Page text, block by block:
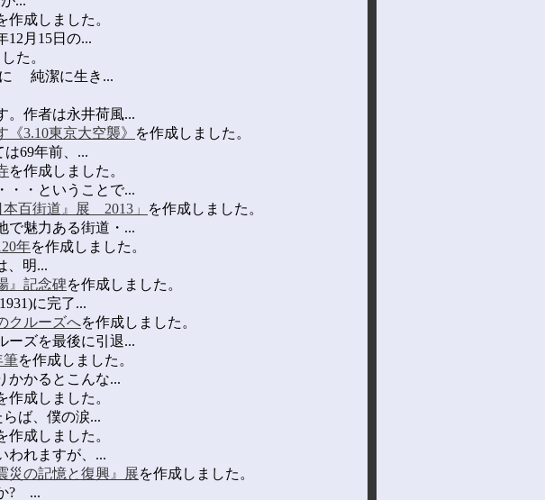
作成しました。
月15日の...
た。
純潔に生き...
。作者は永井荷風...
3.10東京大空襲》
を作成しました。
69年前、...
を作成しました。
・・ということで...
百街道』展 2013」
を作成しました。
で魅力ある街道・...
年を作成しました。
、明...
』記念碑を作成しました。
に完了...
クルーズへを作成しました。
ーズを最後に引退...
を作成しました。
かるとこんな...
作成しました。
ば、僕の涙...
作成しました。
れますが、...
の記憶と復興』展を作成しました。
? ...